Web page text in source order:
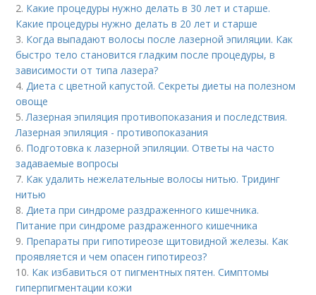
2. Какие процедуры нужно делать в 30 лет и старше.
Какие процедуры нужно делать в 20 лет и старше
3. Когда выпадают волосы после лазерной эпиляции. Как
быстро тело становится гладким после процедуры, в
зависимости от типа лазера?
4.Диета с цветной капустой. Секреты диеты на полезном
овоще
5.Лазерная эпиляция противопоказания и последствия.
Лазерная эпиляция - противопоказания
6. Подготовка к лазерной эпиляции. Ответы на часто
задаваемые вопросы
7. Как удалить нежелательные волосы нитью. Тридинг
нитью
8.Диета при синдроме раздраженного кишечника.
Питание при синдроме раздраженного кишечника
9. Препараты при гипотиреозе щитовидной железы. Как
проявляется и чем опасен гипотиреоз?
10. Как избавиться от пигментных пятен. Симптомы
гиперпигментации кожи